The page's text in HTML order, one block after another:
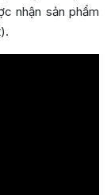
nhận sản phẩm